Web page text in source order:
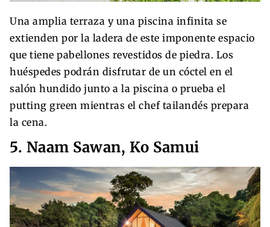
Una amplia terraza y una piscina infinita se
extienden por la ladera de este imponente espacio
que tiene pabellones revestidos de piedra. Los
huéspedes podrán disfrutar de un cóctel en el
salón hundido junto a la piscina o prueba el
putting green mientras el chef tailandés prepara
la cena.
5. Naam Sawan, Ko Samui